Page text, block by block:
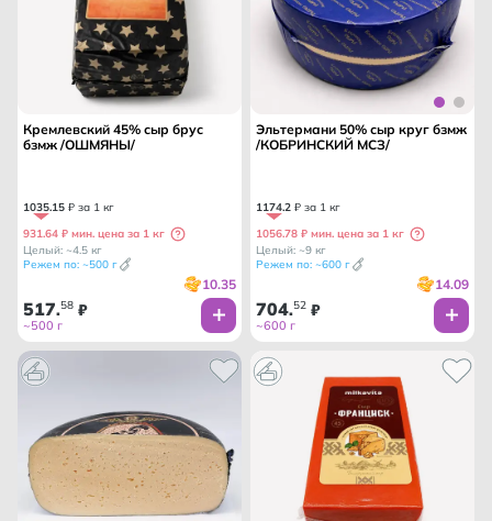
Кремлевский 45% сыр брус
бзмж /ОШМЯНЫ/
1035.15 ₽ за 1 кг
931.64 ₽ мин. цена за 1 кг
Целый: ~4.5 кг
Режем по: ~500 г
10.35
517.58 ₽
~500 г
Эльтермани 50% сыр круг бзмж
/КОБРИНСКИЙ МСЗ/
1174.2 ₽ за 1 кг
1056.78 ₽ мин. цена за 1 кг
Целый: ~9 кг
Режем по: ~600 г
14.09
704.52 ₽
~600 г